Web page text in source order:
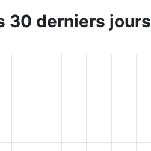
30 derniers jours